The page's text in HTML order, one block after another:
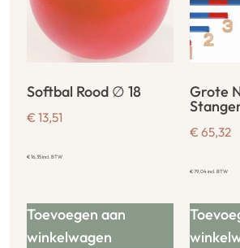
Softbal Rood ∅ 18
€ 13,51
€16,35incl. BTW
Toevoegen aan
winkelwagen
Grote
€ 65,32
€79,04incl. BTW